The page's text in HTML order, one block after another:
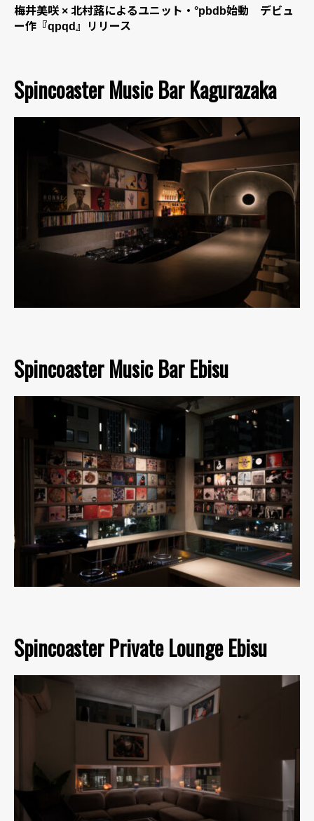
梅井美咲 × 北村蕗によるユニット・°pbdb始動 デビュ
ー作『qpqd』リリース
Spincoaster Music Bar Kagurazaka
Spincoaster Music Bar Ebisu
Spincoaster Private Lounge Ebisu